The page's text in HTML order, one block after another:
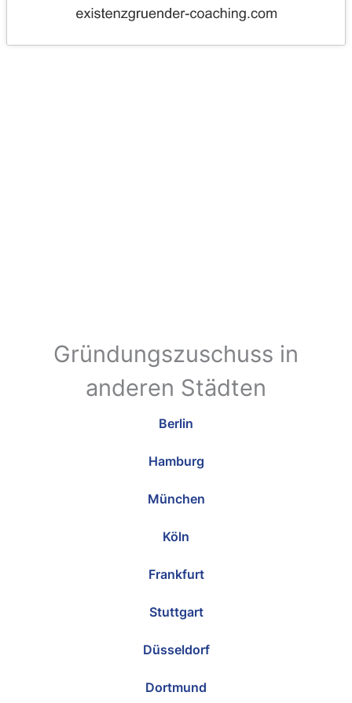
Gründungszuschuss in
anderen Städten
Berlin
Hamburg
München
Köln
Frankfurt
Stuttgart
Düsseldorf
Dortmund